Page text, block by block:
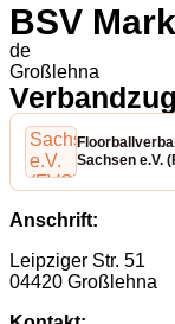
BSV
de
Großlehna
Sachsen e.V.
Anschrift:
Leipziger Str. 51
04420 Großlehna